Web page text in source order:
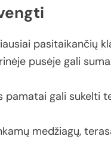
pasitaikančių
pusėje gali
pamatai gali sukelti
medžiagų,